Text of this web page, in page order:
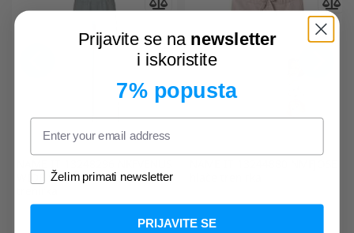
WIDE SWE PANT BRU hlače
Prijavite se na newsletter
i iskoristite
7% popusta
Želim primati newsletter
PRIJAVITE SE